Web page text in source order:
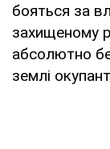
бояться за
захищеному
абсолютно
землі